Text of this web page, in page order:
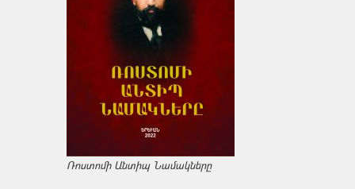
Ռոստոմի Անտիպ Նամակները